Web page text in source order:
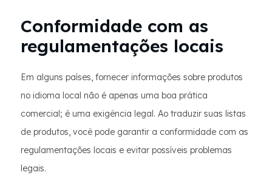
Conformidade com as
regulamentações locais
Em alguns países, fornecer informações sobre produtos
no idioma local não é apenas uma boa prática
comercial; é uma exigência legal. Ao traduzir suas listas
de produtos, você pode garantir a conformidade com as
regulamentações locais e evitar possíveis problemas
legais.